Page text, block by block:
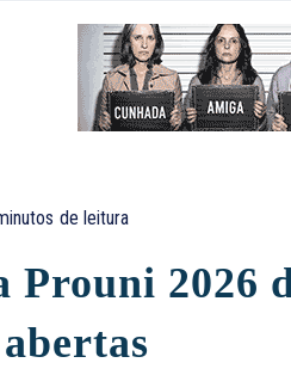
de leitura
Prouni 2026